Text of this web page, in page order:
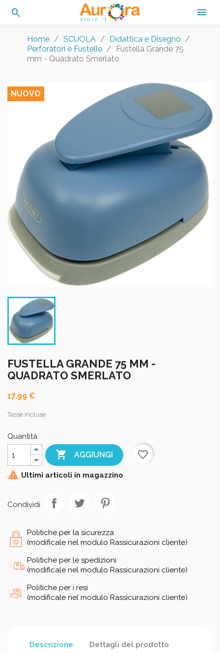
search 
Home SCUOLA
Didattica e Disegno
Perforatori e Fustelle
Fustella Grande 75
mm - Quadrato Smerlato
NUOVO
FUSTELLA GRANDE 75 MM -
QUADRATO SMERLATO
17,99 €
Tasse incluse
Quantità
 AGGIUNGI
favorite_border
 Ultimi articoli in magazzino
Condividi
Politiche per la sicurezza
(modificale nel modulo Rassicurazioni cliente)
Politiche per le spedizioni
(modificale nel modulo Rassicurazioni cliente)
Politiche per i resi
(modificale nel modulo Rassicurazioni cliente)
Descrizione Dettagli del prodotto